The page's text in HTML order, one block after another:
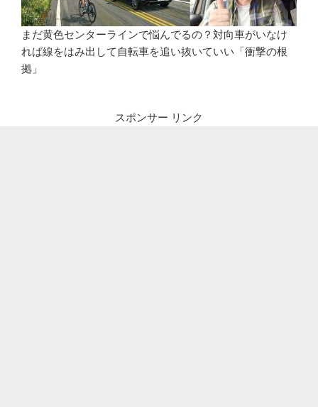
まだ黄色センターラインで悩んでるの？対向車がいなけ
れば線をはみ出して自転車を追い抜いていい「衝撃の根
拠」
スポンサー リンク